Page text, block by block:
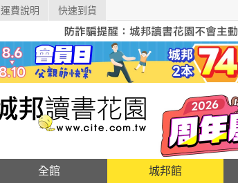
運費說明 快速到貨
全館 城邦館